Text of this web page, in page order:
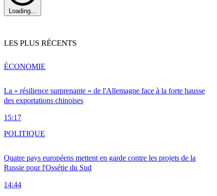
Loading...
LES PLUS RÉCENTS
La « résilience surprenante » de l'Allemagne face à la forte hausse
des exportations chinoises
15:17
ÉCONOMIE
Quatre pays européens mettent en garde contre les projets de la
Russie pour l'Ossétie du Sud
14:44
POLITIQUE